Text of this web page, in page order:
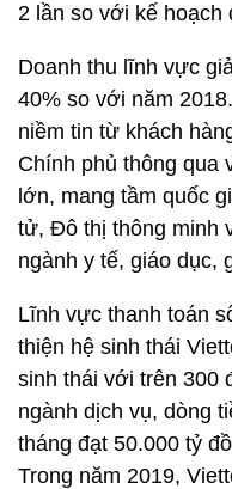
2 lần so với kế hoạch
Doanh thu lĩnh vực
40% so với năm
niềm tin từ khách
Chính phủ thông qua
lớn, mang tầm quốc
tử, Đô thị thông minh
ngành y tế, giáo dục,
Lĩnh vực thanh toán
thiện hệ sinh thái
sinh thái với trên 300
ngành dịch vụ, dòng
tháng đạt 50.000 tỷ
Trong năm 2019,